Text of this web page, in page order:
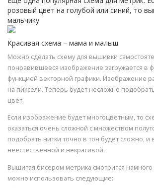
розовый цвет на голубой или синий, то
мальчику
Красивая схема – мама и малыш
Можно сделать схему для вышивки
понравившееся изображение загружается в
функцией векторной графики. Изображение
на пиксели. Теперь будет несложно
цвет.
Если изображение будет многоцветным, то
оказаться очень сложной с множеством
подобрать нитки точно в тон будет сложно, и
неестественной и некрасивой.
Вышитая бисером метрика смотрится
можно использовать следующие: